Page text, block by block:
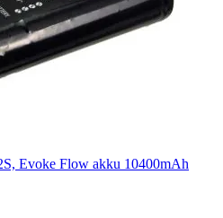
Evoke Flow akku 10400mAh